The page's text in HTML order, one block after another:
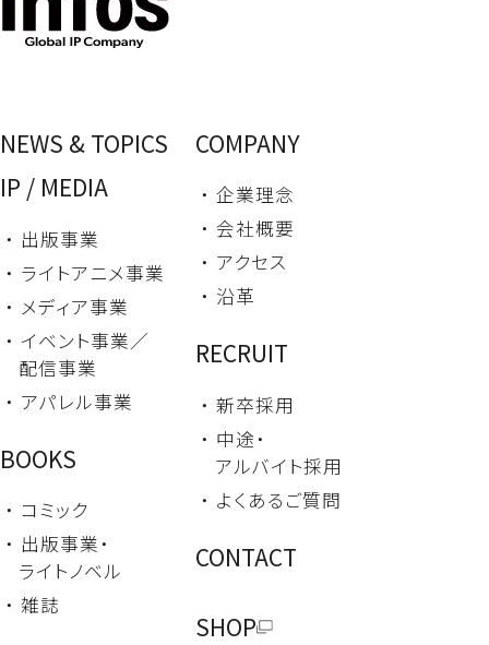
NEWS & TOPICS
IP / MEDIA
・ 出版事業
・ ライトアニメ事業
・ メディア事業
・ イベント事業／
配信事業
・ アパレル事業
BOOKS
・ コミック
・ 出版事業・
ライトノベル
・ 雑誌
COMPANY
・ 企業理念
・ 会社概要
・ アクセス
・ 沿革
RECRUIT
・ 新卒採用
・ 中途・
アルバイト採用
・ よくあるご質問
CONTACT
SHOP